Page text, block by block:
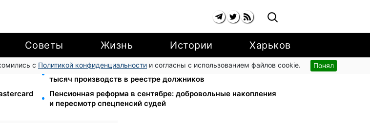
Советы Жизнь Истории Харьков
с Политикой конфиденциальности и согласны с использованием файлов cookie. Понял
113 млрд грн задолжали украинцы за коммуналку: 830
тысяч производств в реестре должников
Пенсионная реформа в сентябре: добровольные накопления
и пересмотр спецпенсий судей